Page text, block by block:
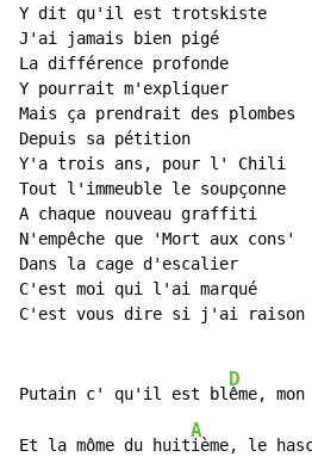
Y dit qu'il est trotskiste
J'ai jamais bien pigé
La différence profonde
Y pourrait m'expliquer
Mais ça prendrait des plombes
Depuis sa pétition
Y'a trois ans, pour l' Chili
Tout l'immeuble le soupçonne
A chaque nouveau graffiti
N'empêche que 'Mort aux cons'
Dans la cage d'escalier
C'est moi qui l'ai marqué
C'est vous dire si j'ai raison
Putain c' qu'il est bl
D
ême, mon
Et la môme du huit
A
ième, le